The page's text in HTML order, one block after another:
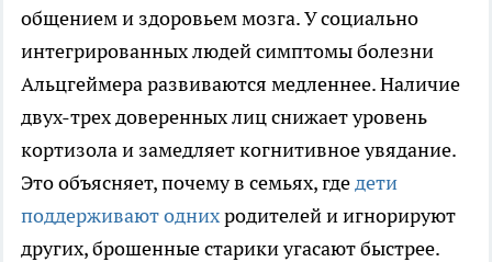
общением и здоровьем мозга. У социально
интегрированных людей симптомы болезни
Альцгеймера развиваются медленнее. Наличие
двух-трех доверенных лиц снижает уровень
кортизола и замедляет когнитивное увядание.
Это объясняет, почему в семьях, гдедети
поддерживают однихродителей и игнорируют
других, брошенные старики угасают быстрее.